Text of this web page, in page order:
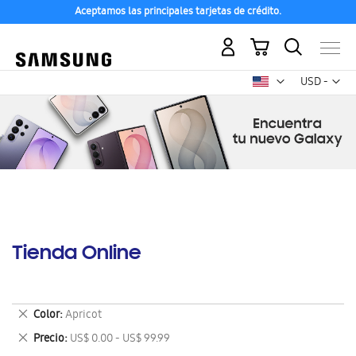
Aceptamos las principales tarjetas de crédito.
USD -
dólar
Mi carrito
Tienda Online
Color Apricot
Eliminar
este
artículo
Precio US$ 0.00 - US$ 99.99
Eliminar